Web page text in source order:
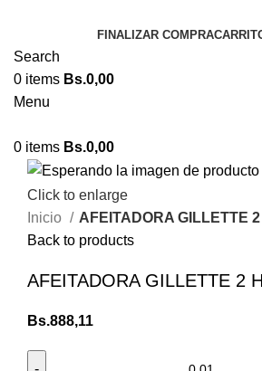
FINALIZAR COMPRA
Search
0 items Bs.0,00
Menu
0 items Bs.0,00
Click to enlarge
Inicio
AFEITADORA GILLETTE
Back to products
AFEITADORA GILLETTE 2
Bs.888,11